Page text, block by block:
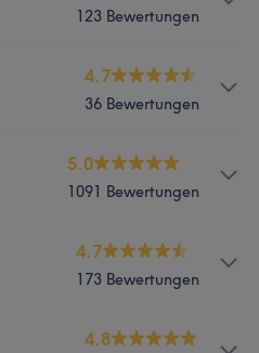
123 Bewertungen
4.7
36 Bewertungen
5.0
1091 Bewertungen
„Jaqueline ist
Erfahrungin Balayage und
4.7
173 Bewertungen
4.8